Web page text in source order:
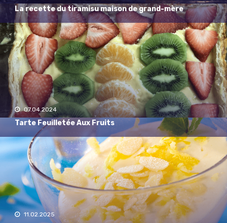
La recette du tiramisu maison de grand-mère
07.04.2024
Tarte Feuilletée Aux Fruits
11.02.2025